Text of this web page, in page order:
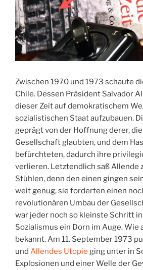
Zwischen 1970 und 1973 schaute
Chile. Dessen Präsident Salvador
dieser Zeit auf demokratischem
sozialistischen Staat aufzubauen.
geprägt von der Hoffnung derer,
Gesellschaft glaubten, und dem
befürchteten, dadurch ihre
verlieren. Letztendlich saß Allende
Stühlen, denn den einen gingen
weit genug, sie forderten einen
revolutionären Umbau der
war jeder noch so kleinste Schritt
Sozialismus ein Dorn im Auge. Wie
bekannt. Am 11. September 1973
und Allendes Utopie ging unter in
Explosionen und einer Welle der